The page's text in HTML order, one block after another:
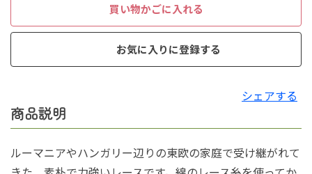
買い物かごに入れる
お気に入りに登録する
シェアする
商品説明
ルーマニアやハンガリー辺りの東欧の家庭で受け継がれて